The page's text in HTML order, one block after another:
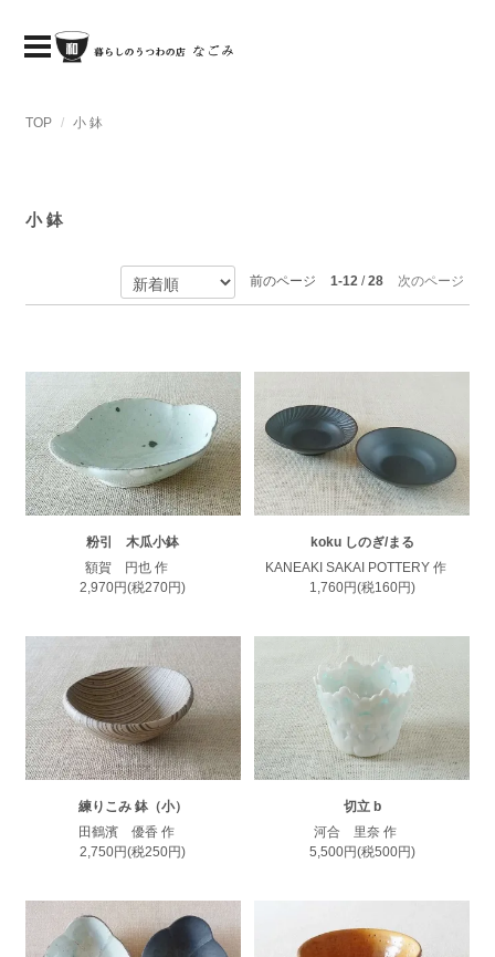
TOP 小 鉢
小 鉢
前のページ 1-12/28 次のページ
粉引 木瓜小鉢
額賀 円也 作
2,970円(税270円)
koku しのぎ/まる
KANEAKI SAKAI POTTERY 作
1,760円(税160円)
練りこみ 鉢（小）
田鶴濱 優香 作
2,750円(税250円)
切立 b
河合 里奈 作
5,500円(税500円)